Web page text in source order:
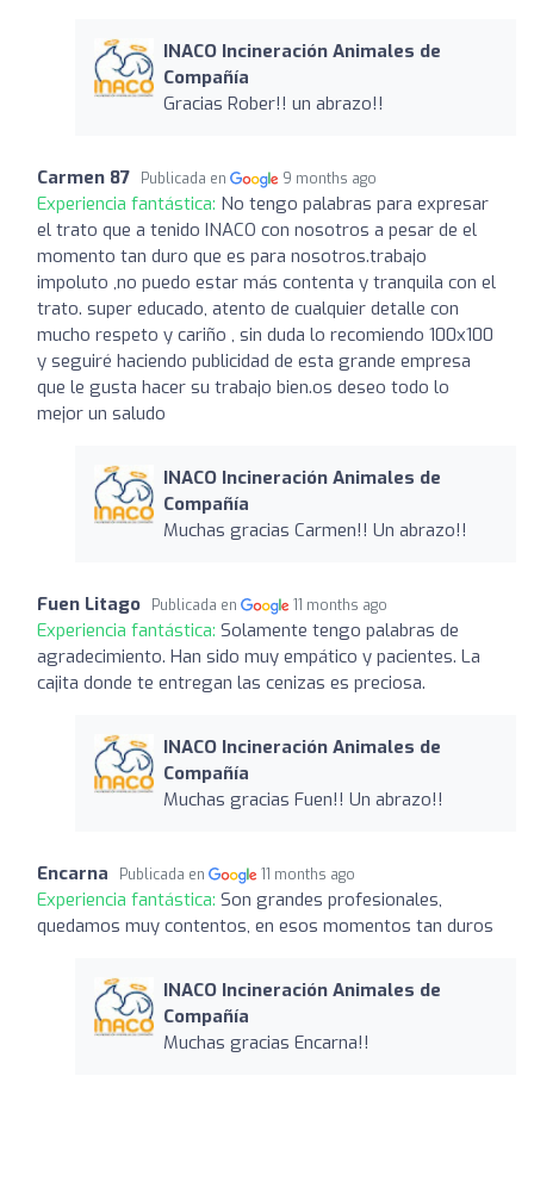
INACO Incineración Animales de
Compañía
Gracias Rober!! un abrazo!!
Carmen 87 Publicada en 9 months ago
Experiencia fantástica: No tengo palabras para expresar
el trato que a tenido INACO con nosotros a pesar de el
momento tan duro que es para nosotros.trabajo
impoluto ,no puedo estar más contenta y tranquila con el
trato. super educado, atento de cualquier detalle con
mucho respeto y cariño , sin duda lo recomiendo 100x100
y seguiré haciendo publicidad de esta grande empresa
que le gusta hacer su trabajo bien.os deseo todo lo
mejor un saludo
INACO Incineración Animales de
Compañía
Muchas gracias Carmen!! Un abrazo!!
Fuen Litago Publicada en 11 months ago
Experiencia fantástica: Solamente tengo palabras de
agradecimiento. Han sido muy empático y pacientes. La
cajita donde te entregan las cenizas es preciosa.
INACO Incineración Animales de
Compañía
Muchas gracias Fuen!! Un abrazo!!
Encarna Publicada en 11 months ago
Experiencia fantástica: Son grandes profesionales,
quedamos muy contentos, en esos momentos tan duros
INACO Incineración Animales de
Compañía
Muchas gracias Encarna!!